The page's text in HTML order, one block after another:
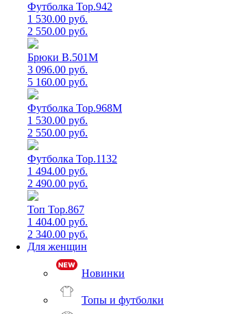
Футболка Top.942
1 530.00 руб.
2 550.00 руб.
Брюки B.501M
3 096.00 руб.
5 160.00 руб.
Футболка Top.968M
1 530.00 руб.
2 550.00 руб.
Футболка Top.1132
1 494.00 руб.
2 490.00 руб.
Топ Top.867
1 404.00 руб.
2 340.00 руб.
Для женщин
Новинки
Топы и футболки